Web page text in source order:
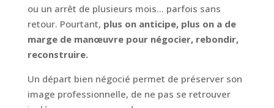
ou un arrêt de plusieurs mois… parfois sans
retour. Pourtant, plus on anticipe, plus on a de
marge de manœuvre pour négocier, rebondir,
reconstruire.
Un départ bien négocié permet de préserver son
image professionnelle, de ne pas se retrouver